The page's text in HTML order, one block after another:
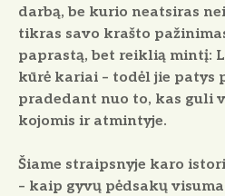
darbą, be kurio neatsiras
tikras savo krašto
paprastą, bet reiklią mintį:
kūrė kariai – todėl jie patys
pradedant nuo to, kas guli
kojomis ir atmintyje.
Šiame straipsnyje karo
– kaip gyvų pėdsakų